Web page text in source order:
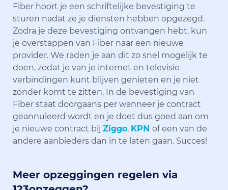
Fiber hoort je een schriftelijke bevestiging te
sturen nadat ze je diensten hebben opgezegd.
Zodra je deze bevestiging ontvangen hebt, kun
je overstappen van Fiber naar een nieuwe
provider. We raden je aan dit zo snel mogelijk te
doen, zodat je van je internet en televisie
verbindingen kunt blijven genieten en je niet
zonder komt te zitten. In de bevestiging van
Fiber staat doorgaans per wanneer je contract
geannuleerd wordt en je doet dus goed aan om
je nieuwe contract bij Ziggo, KPN of een van de
andere aanbieders dan in te laten gaan. Succes!
Meer opzeggingen regelen via